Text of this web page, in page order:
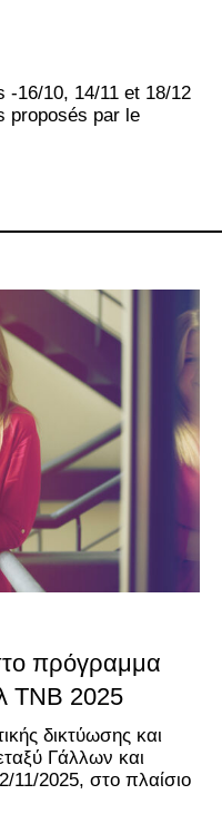
-16/10, 14/11 et 18/12
proposés par le
πρόγραμμα
TNB 2025
δικτύωσης και
Γάλλων και
11/2025, στο πλαίσιο